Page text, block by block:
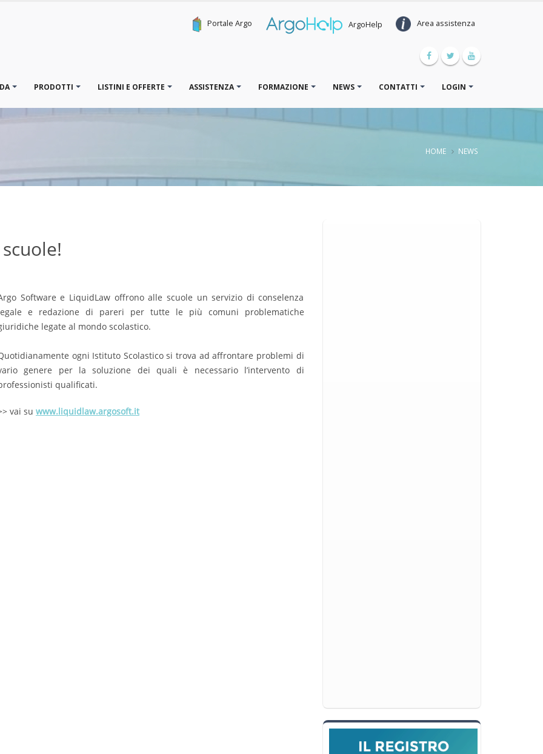
Portale Argo ArgoHelp Area assistenza
PRODOTTI LISTINI E OFFERTE ASSISTENZA FORMAZIONE NEWS CONTATTI LOGIN
HOME NEWS
Software e LiquidLaw offrono alle scuole un servizio di conselenza
e redazione di pareri per tutte le più comuni problematiche
legate al mondo scolastico.
ogni Istituto Scolastico si trova ad affrontare problemi di
genere per la soluzione dei quali è necessario l’intervento di
qualificati.
vai su www.liquidlaw.argosoft.it